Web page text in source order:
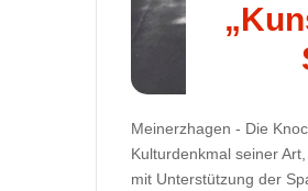
Meinerzhagen - Die
Kulturdenkmal seiner
mit Unterstützung der